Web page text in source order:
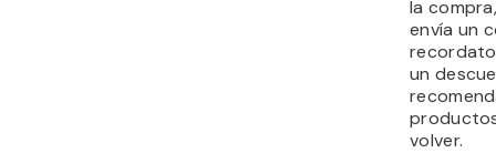
la
envía un
un
volver.